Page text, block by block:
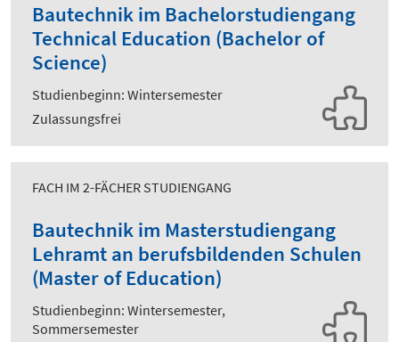
Bautechnik im Bachelorstudiengang
Technical Education (Bachelor of
Science)
Studienbeginn: Wintersemester
Zulassungsfrei
FACH IM 2-FÄCHER STUDIENGANG
Bautechnik im Masterstudiengang
Lehramt an berufsbildenden Schulen
(Master of Education)
Studienbeginn: Wintersemester,
Sommersemester